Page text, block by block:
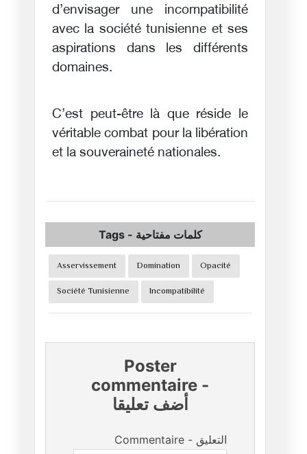
d’envisager une incompatibilité
avec la société tunisienne et ses
aspirations dans les différents
domaines.
C’est peut-être là que réside le
véritable combat pour la libération
et la souveraineté nationales.
Tags- كلمات مفتاحية
Asservissement Domination
Opacité
Société Tunisienne
Incompatibilité
Poster
commentaire -
أضف تعليقا
Commentaire - التعليق